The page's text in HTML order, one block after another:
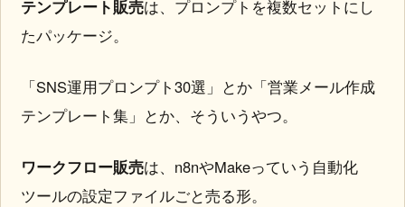
テンプレート販売は、プロンプトを複数セットにし
たパッケージ。
「SNS運用プロンプト30選」とか「営業メール作成
テンプレート集」とか、そういうやつ。
ワークフロー販売は、n8nやMakeっていう自動化
ツールの設定ファイルごと売る形。